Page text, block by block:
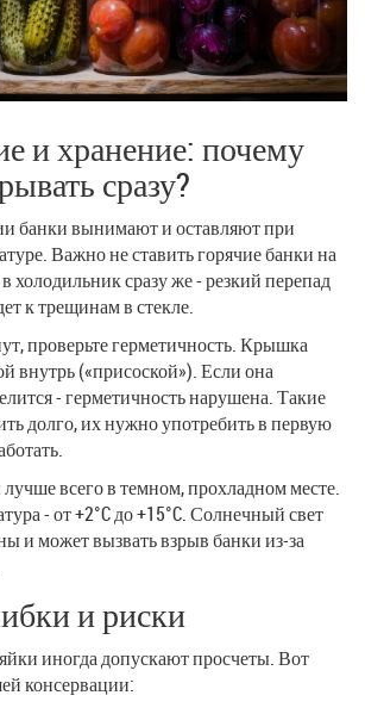
и хранение: почему
сразу?
банки вынимают и оставляют при
Важно не ставить горячие банки на
холодильник сразу же - резкий перепад
к трещинам в стекле.
проверьте герметичность. Крышка
внутрь («присоской»). Если она
- герметичность нарушена. Такие
долго, их нужно употребить в первую
всего в темном, прохладном месте.
- от +2°C до +15°C. Солнечный свет
и может вызвать взрыв банки из-за
и риски
иногда допускают просчеты. Вот
консервации: